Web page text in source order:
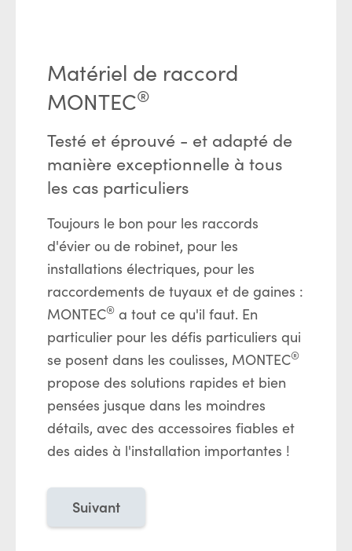
Matériel de raccord
MONTEC®
Testé et éprouvé - et adapté de
manière exceptionnelle à tous
les cas particuliers
Toujours le bon pour les raccords
d'évier ou de robinet, pour les
installations électriques, pour les
raccordements de tuyaux et de gaines :
MONTEC® a tout ce qu'il faut. En
particulier pour les défis particuliers qui
se posent dans les coulisses, MONTEC®
propose des solutions rapides et bien
pensées jusque dans les moindres
détails, avec des accessoires fiables et
des aides à l'installation importantes !
Suivant